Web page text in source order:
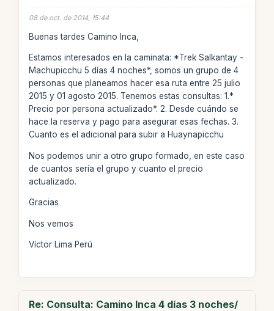
08 de oct. de 2014, 15:44
Buenas tardes Camino Inca,
Estamos interesados en la caminata: *Trek Salkantay -
Machupicchu 5 días 4 noches*, somos un grupo de 4
personas que planeamos hacer esa ruta entre 25 julio
2015 y 01 agosto 2015. Tenemos estas consultas: 1.*
Precio por persona actualizado*. 2. Desde cuándo se
hace la reserva y pago para asegurar esas fechas. 3.
Cuanto es el adicional para subir a Huaynapicchu
Nos podemos unir a otro grupo formado, en este caso
de cuantos sería el grupo y cuanto el precio
actualizado.
Gracias
Nos vemos
Víctor Lima Perú
Re: Consulta: Camino Inca 4 días 3 noches/